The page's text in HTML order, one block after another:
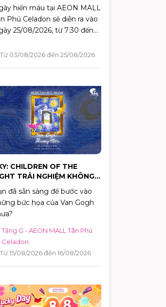
hiến máu tại AEON MALL
Phú Celadon sẽ diễn ra vào
25/08/2026, từ 7:30 đến
Đây là dịp tuyệt vời để
người trong chúng ta góp
máu trong cuộc sống. Hãy
tham gia và cùng lan tỏa
điệp yêu thương qua
động cụ thể.
Từ 03/08/2026 đến 25/08/2026
CHILDREN OF THE
TRẢI NGHIỆM KHÔNG
NGHỆ THUẬT "VAN
THƯƠNG MẾN"
đã sẵn sàng để bước vào
bức họa của Van Gogh
Tầng G - AEON MALL Tân Phú
Celadon
Từ 15/08/2026 đến 16/08/2026